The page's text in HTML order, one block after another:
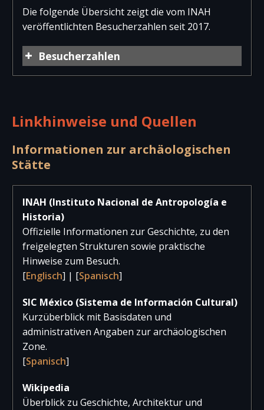
Die folgende Übersicht zeigt die vom INAH
veröffentlichten Besucherzahlen seit 2017.
Besucherzahlen
Jahr
Besucher
Besucher
2025 240.250 80.601
2024
80.633
2023
2021
2020
227.814 58.275
2019
617.938
2017
743.384
Linkhinweise und Quellen
Informationen zur archäologischen
Stätte
INAH (Instituto Nacional de Antropología e
Historia)
Offizielle Informationen zur Geschichte, zu den
freigelegten Strukturen sowie praktische
Hinweise zum Besuch.
[Englisch] | [Spanisch]
SIC México (Sistema de Información Cultural)
Kurzüberblick mit Basisdaten und
administrativen Angaben zur archäologischen
Zone.
[Spanisch]
Wikipedia
Überblick zu Geschichte, Architektur und